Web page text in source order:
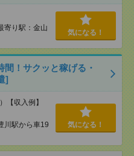
寄り駅：金山
気になる！
間！サクッと稼げる・
]
【収入例】
川駅から車19
気になる！